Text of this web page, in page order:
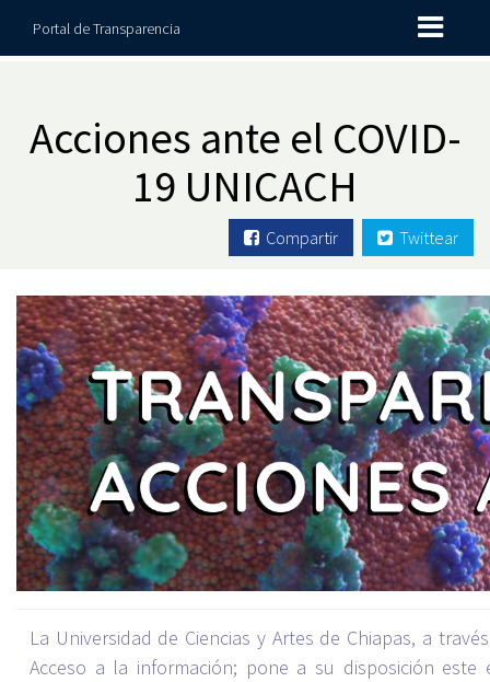
Portal de Transparencia
Acciones ante el COVID-
19 UNICACH
Compartir Twittear
La Universidad de Ciencias y Artes de Chiapas, a
Acceso a la información; pone a su disposición